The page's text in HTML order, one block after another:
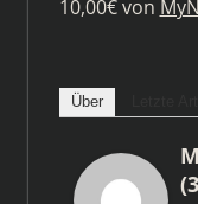
10,00€ von
Über